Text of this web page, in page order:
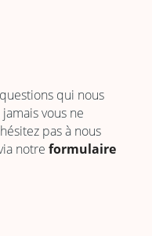
qui nous
vous ne
pas à nous
notre formulaire